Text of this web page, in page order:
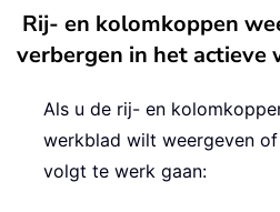
Rij- en kolomkoppen
verbergen in het actieve
Als u de rij- en
werkblad wilt weergeven
volgt te werk gaan: